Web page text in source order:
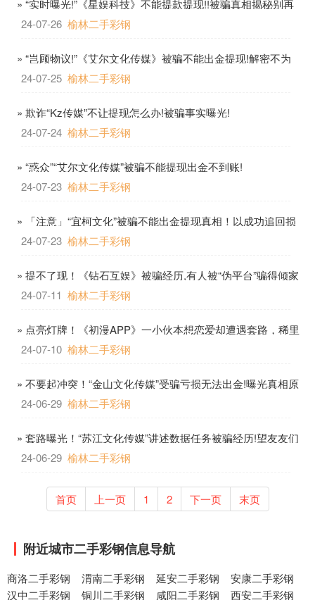
» “实时曝光!”《星娱科技》不能提款提现!!被骗真相揭秘别再
24-07-26 榆林二手彩钢
» “岂顾物议!”《艾尔文化传媒》被骗不能出金提现!解密不为
24-07-25 榆林二手彩钢
» 欺诈“Kz传媒”不让提现怎么办!被骗事实曝光!
24-07-24 榆林二手彩钢
» “惑众”“艾尔文化传媒”被骗不能提现出金不到账!
24-07-23 榆林二手彩钢
» 「注意」“宜柯文化”被骗不能出金提现真相！以成功追回损
24-07-23 榆林二手彩钢
» 提不了现！《钻石互娱》被骗经历,有人被“伪平台”骗得倾家
24-07-11 榆林二手彩钢
» 点亮灯牌！《初漫APP》一小伙本想恋爱却遭遇套路，稀里
24-07-10 榆林二手彩钢
» 不要起冲突！“金山文化传媒”受骗亏损无法出金!曝光真相原
24-06-29 榆林二手彩钢
» 套路曝光！“苏江文化传媒”讲述数据任务被骗经历!望友友们
24-06-29 榆林二手彩钢
首页 上一页 1 2 下一页 末页
附近城市二手彩钢信息导航
商洛二手彩钢 渭南二手彩钢 延安二手彩钢
安康二手彩钢
汉中二手彩钢
铜川二手彩钢 咸阳二手彩钢 西安二手彩钢